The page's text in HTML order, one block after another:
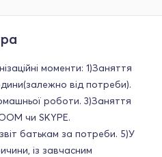
моменти: 1)Заняття
від потреби).
роботи. 3)Заняття
чи SKYPE.
батькам за потреби. 5)У
із завчасним